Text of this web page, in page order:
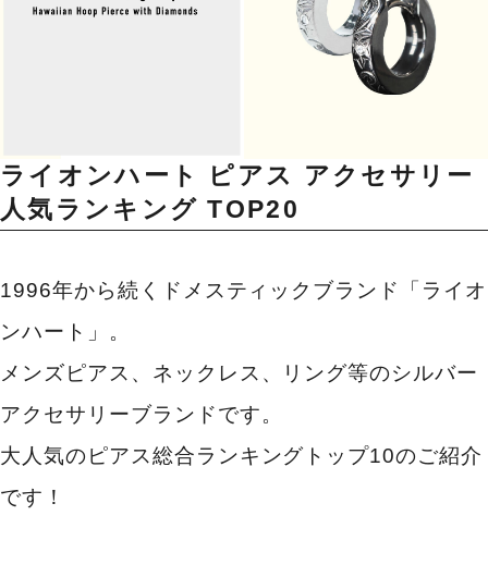
ライオンハート ピアス アクセサリー
人気ランキング TOP20
1996年から続くドメスティックブランド「ライオ
ンハート」。
メンズピアス、ネックレス、リング等のシルバー
アクセサリーブランドです。
大人気のピアス総合ランキングトップ10のご紹介
です！